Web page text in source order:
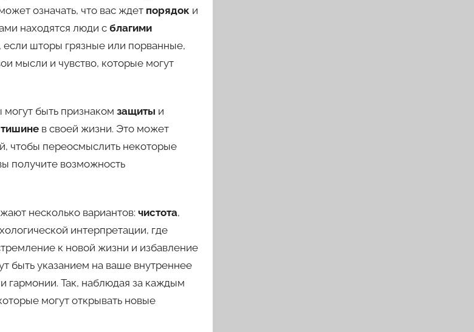
означать, что вас ждет порядок и
находятся люди с благими
шторы грязные или порванные,
мысли и чувство, которые могут
быть признаком защиты и
тишине в своей жизни. Это может
чтобы переосмыслить некоторые
получите возможность
несколько вариантов: чистота,
интерпретации, где
к новой жизни и избавление
быть указанием на ваше внутреннее
гармонии. Так, наблюдая за каждым
могут открывать новые